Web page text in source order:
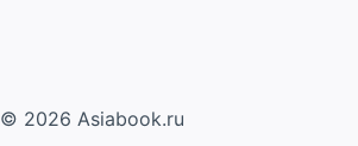
© 2026 Asiabook.ru